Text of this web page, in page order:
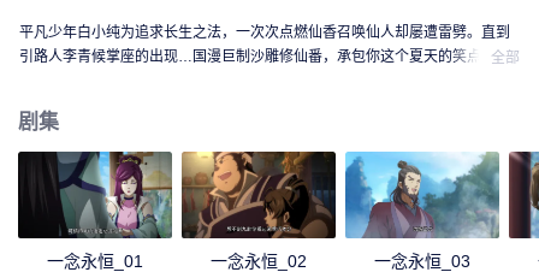
平凡少年白小纯为追求长生之法，一次次点燃仙香召唤仙人却屡遭雷劈。直到
引路人李青候掌座的出现…国漫巨制沙雕修仙番，承包你这个夏天的笑点！全部
剧集
一念永恒_01 一念永恒_02 一念永恒_03